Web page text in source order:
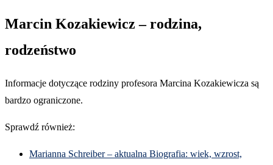
Marcin Kozakiewicz – rodzina,
rodzeństwo
Informacje dotyczące rodziny profesora Marcina Kozakiewicza są
bardzo ograniczone.
Sprawdź również:
Marianna Schreiber – aktualna Biografia: wiek, wzrost,